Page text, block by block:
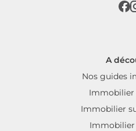
A
Nos guides
Immobilier
Immobilier
Immobilier